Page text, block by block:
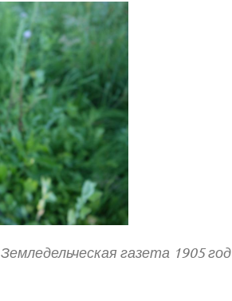
Земледельческая газета 1905 год